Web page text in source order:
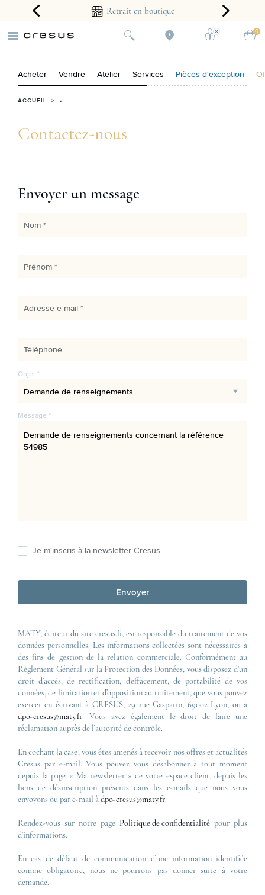
2 ans Retrait en boutique
0
Acheter Vendre Atelier Services Pièces d'exception
ACCUEIL > •
Contactez-nous
Envoyer un message
Nom *
Prénom *
Adresse e-mail *
Téléphone
Objet *
Message *
Je m'inscris à la newsletter Cresus
Envoyer
MATY, éditeur du site cresus.fr, est responsable du traitement de vos
données personnelles. Les informations collectées sont nécessaires à
des fins de gestion de la relation commerciale. Conformément au
Règlement Général sur la Protection des Données, vous disposez d’un
droit d’accès, de rectification, d’effacement, de portabilité de vos
données, de limitation et d’opposition au traitement, que vous pouvez
exercer en écrivant à CRESUS, 29 rue Gasparin, 69002 Lyon, ou à
dpo-cresus@maty.fr. Vous avez également le droit de faire une
réclamation auprès de l’autorité de contrôle.
En cochant la case, vous êtes amenés à recevoir nos offres et actualités
Cresus par e-mail. Vous pouvez vous désabonner à tout moment
depuis la page « Ma newsletter » de votre espace client, depuis les
liens de désinscription présents dans les e-mails que nous vous
envoyons ou par e-mail àdpo-cresus@maty.fr.
Rendez-vous sur notre page Politique de confidentialité pour plus
d’informations.
En cas de défaut de communication d’une information identifiée
comme obligatoire, nous ne pourrons pas donner suite à votre
demande.